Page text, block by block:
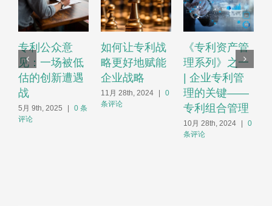
专利公众意
见：一场被低
估的创新遭遇
战
5月 9th, 2025
0 条
评论
如何让专利战
略更好地赋能
企业战略
11月 28th, 2024
0
条评论
《专利资产管
理系列》之一
| 企业专利管
理的关键——
专利组合管理
10月 28th, 2024
0
条评论